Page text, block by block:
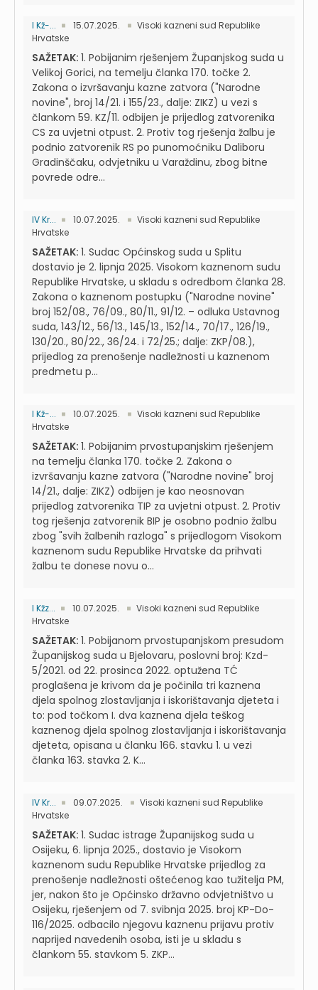
I Kž-... 15.07.2025.
Visoki kazneni sud Republike
Hrvatske
SAŽETAK: 1. Pobijanim rješenjem Županjskog suda u
Velikoj Gorici, na temelju članka 170. točke 2.
Zakona o izvršavanju kazne zatvora ("Narodne
novine", broj 14/21. i 155/23., dalje: ZIKZ) u vezi s
člankom 59. KZ/11. odbijen je prijedlog zatvorenika
CS za uvjetni otpust. 2. Protiv tog rješenja žalbu je
podnio zatvorenik RS po punomoćniku Daliboru
Gradinščaku, odvjetniku u Varaždinu, zbog bitne
povrede odre...
IV Kr... 10.07.2025.
Visoki kazneni sud Republike
Hrvatske
SAŽETAK: 1. Sudac Općinskog suda u Splitu
dostavio je 2. lipnja 2025. Visokom kaznenom sudu
Republike Hrvatske, u skladu s odredbom članka 28.
Zakona o kaznenom postupku ("Narodne novine"
broj 152/08., 76/09., 80/11., 91/12. – odluka Ustavnog
suda, 143/12., 56/13., 145/13., 152/14., 70/17., 126/19.,
130/20., 80/22., 36/24. i 72/25.; dalje: ZKP/08.),
prijedlog za prenošenje nadležnosti u kaznenom
predmetu p...
I Kž-... 10.07.2025.
Visoki kazneni sud Republike
Hrvatske
SAŽETAK: 1. Pobijanim prvostupanjskim rješenjem
na temelju članka 170. točke 2. Zakona o
izvršavanju kazne zatvora ("Narodne novine" broj
14/21., dalje: ZIKZ) odbijen je kao neosnovan
prijedlog zatvorenika TIP za uvjetni otpust. 2. Protiv
tog rješenja zatvorenik BIP je osobno podnio žalbu
zbog "svih žalbenih razloga" s prijedlogom Visokom
kaznenom sudu Republike Hrvatske da prihvati
žalbu te donese novu o...
I Kžz... 10.07.2025.
Visoki kazneni sud Republike
Hrvatske
SAŽETAK: 1. Pobijanom prvostupanjskom presudom
Županijskog suda u Bjelovaru, poslovni broj: Kzd-
5/2021. od 22. prosinca 2022. optužena TĆ
proglašena je krivom da je počinila tri kaznena
djela spolnog zlostavljanja i iskorištavanja djeteta i
to: pod točkom I. dva kaznena djela teškog
kaznenog djela spolnog zlostavljanja i iskorištavanja
djeteta, opisana u članku 166. stavku 1. u vezi
članka 163. stavka 2. K...
IV Kr... 09.07.2025.
Visoki kazneni sud Republike
Hrvatske
SAŽETAK: 1. Sudac istrage Županijskog suda u
Osijeku, 6. lipnja 2025., dostavio je Visokom
kaznenom sudu Republike Hrvatske prijedlog za
prenošenje nadležnosti oštećenog kao tužitelja PM,
jer, nakon što je Općinsko državno odvjetništvo u
Osijeku, rješenjem od 7. svibnja 2025. broj KP-Do-
116/2025. odbacilo njegovu kaznenu prijavu protiv
naprijed navedenih osoba, isti je u skladu s
člankom 55. stavkom 5. ZKP...